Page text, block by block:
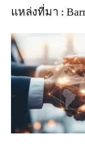
แหล่งที่มา :